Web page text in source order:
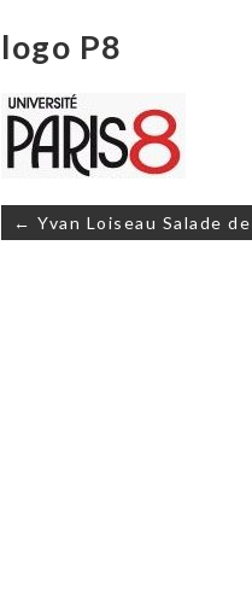
logo P8
Navigation
de
← Yvan Loiseau Salade